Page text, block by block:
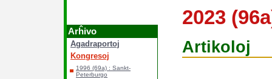
Arĥivo
Agadraportoj
Kongresoj
1996 (69a) : Sankt-
Peterburgo
2023
Artikoloj